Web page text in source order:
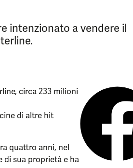
intenzionato a vendere il
circa 233 milioni
di altre hit
quattro anni, nel
di sua proprietà e ha